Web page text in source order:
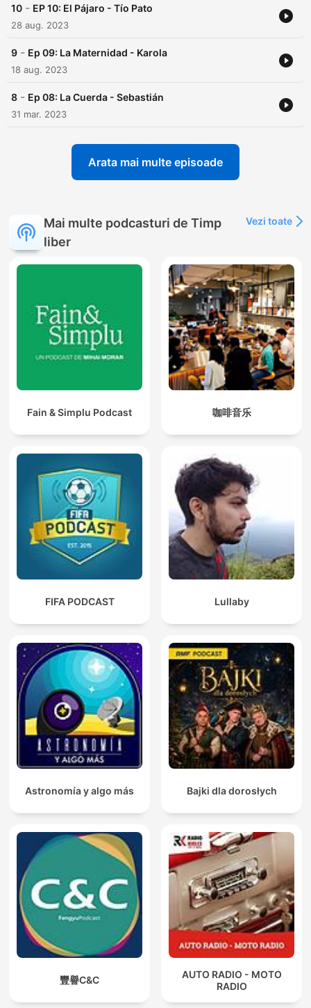
10 - EP 10: El Pájaro - Tío Pato
28 aug. 2023
9 - Ep 09: La Maternidad - Karola
18 aug. 2023
8 - Ep 08: La Cuerda - Sebastián
31 mar. 2023
Arata mai multe episoade
Mai multe podcasturi de Timp
liber
Vezi toate
Fain & Simplu Podcast 咖啡音乐
FIFA PODCAST Lullaby
Astronomía y algo más Bajki dla dorosłych
豐譽C&C
AUTO RADIO - MOTO
RADIO